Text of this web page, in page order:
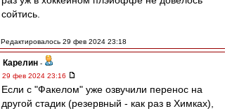
сойтись.
Редактировалось 29 фев 2024 23:18
Карелин -
29 фев 2024 23:16
Если с "Факелом" уже озвучили перенос на
другой стадик (резервный - как раз в Химках),